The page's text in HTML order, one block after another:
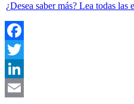
¿Desea saber más? Lea todas
Facebook
Twitter
LinkedIn